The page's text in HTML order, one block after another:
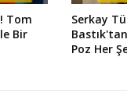
Tom
Bir
Serkay
Poz Her